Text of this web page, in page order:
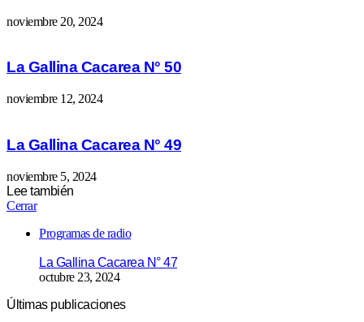
noviembre 20, 2024
La Gallina Cacarea N° 50
noviembre 12, 2024
La Gallina Cacarea N° 49
noviembre 5, 2024
Lee también
Cerrar
Programas de radio
La Gallina Cacarea N° 47
octubre 23, 2024
Últimas publicaciones